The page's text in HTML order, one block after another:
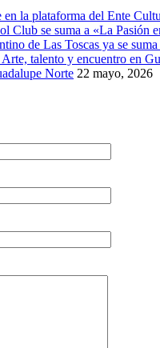
en la plataforma del Ente
Club se suma a «La Pasión
de Las Toscas ya se
talento y encuentro en
Norte 22 mayo, 2026